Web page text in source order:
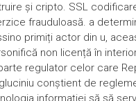
și cripto. SSL
frauduloasă. a
primiți actor din u,
non licență în
regulator celor care
conștient de
informației să să